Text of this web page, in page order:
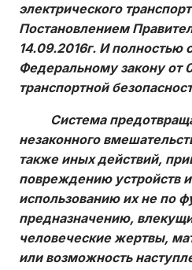
электрического
Постановлением
14.09.2016г. И полностью
Федеральному закону от
транспортной
Система
незаконного
также иных действий,
повреждению устройств
использованию их не по
предназначению,
человеческие жертвы,
или возможность